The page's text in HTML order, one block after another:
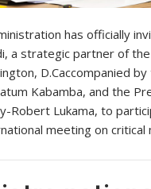
has officially
a strategic partner of
D.Caccompanied
Kabamba, and the
Robert Lukama, to
meeting on critical